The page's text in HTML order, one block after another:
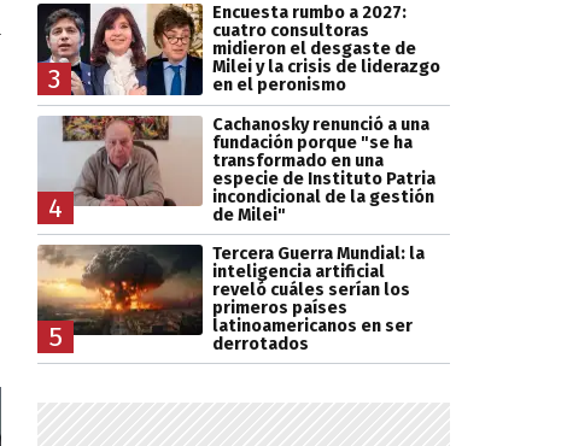
3
Encuesta rumbo a 2027:
cuatro consultoras
midieron el desgaste de
Milei y la crisis de liderazgo
en el peronismo
4
Cachanosky renunció a una
fundación porque "se ha
transformado en una
especie de Instituto Patria
incondicional de la gestión
de Milei"
5
Tercera Guerra Mundial: la
inteligencia artificial
reveló cuáles serían los
primeros países
latinoamericanos en ser
derrotados